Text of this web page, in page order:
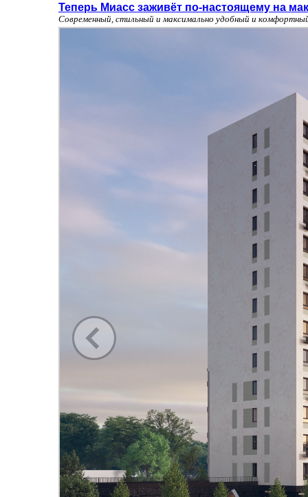
Теперь Миасс заживёт по-настоящему на
Современный, стильный и максимально удобный и